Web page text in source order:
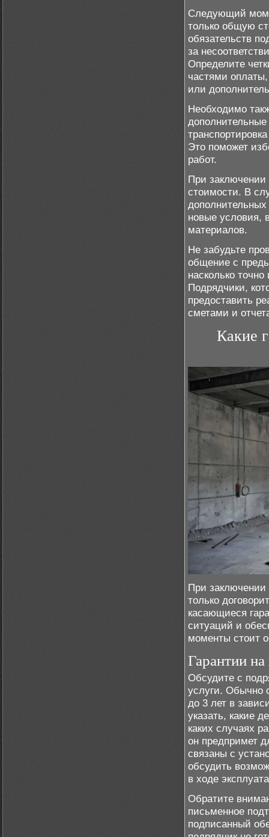
Следующий
только общую
обязательств
за
Определите
частями
или
Необходимо
дополнительные
Это поможет
работ.
При заключении
стоимости. В
новые условия,
материалов.
Не забудьте
общение с
насколько
Подрядчики,
предоставить
сметами и
Какие
При заключении
только
касающиеся
ситуаций и
моменты стоит
Гарантии
Обсудите с
услуги. Обычно
до 3 лет в
указать, какие
каких случаях
он предпримет
связаны с
обсудить
в ходе
Обратите
письменное
подписанный